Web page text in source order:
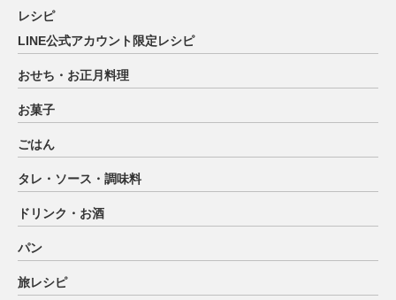
レシピ
LINE公式アカウント限定レシピ
おせち・お正月料理
お菓子
ごはん
タレ・ソース・調味料
ドリンク・お酒
パン
旅レシピ